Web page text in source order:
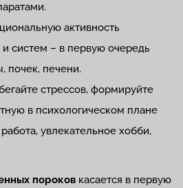
активность
и систем – в первую очередь
почек, печени.
стрессов, формируйте
в психологическом плане
увлекательное хобби,
пороков касается в первую